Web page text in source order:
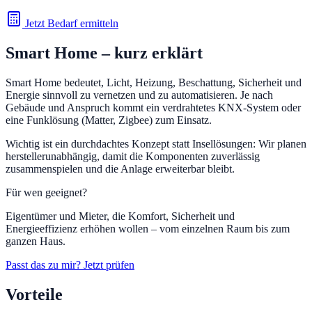
Jetzt Bedarf ermitteln
Smart Home – kurz erklärt
Smart Home bedeutet, Licht, Heizung, Beschattung, Sicherheit und
Energie sinnvoll zu vernetzen und zu automatisieren. Je nach
Gebäude und Anspruch kommt ein verdrahtetes KNX-System oder
eine Funklösung (Matter, Zigbee) zum Einsatz.
Wichtig ist ein durchdachtes Konzept statt Insellösungen: Wir planen
herstellerunabhängig, damit die Komponenten zuverlässig
zusammenspielen und die Anlage erweiterbar bleibt.
Für wen geeignet?
Eigentümer und Mieter, die Komfort, Sicherheit und
Energieeffizienz erhöhen wollen – vom einzelnen Raum bis zum
ganzen Haus.
Passt das zu mir? Jetzt prüfen
Vorteile